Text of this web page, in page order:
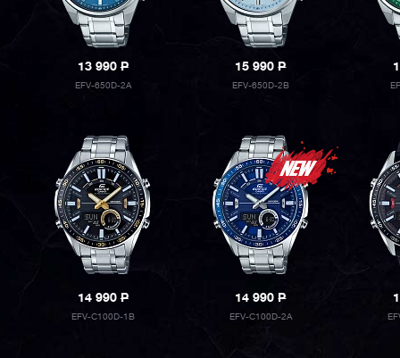
13 990P
EFV-650D-2A
15 990P
EFV-650D-2B
14 990P
EFV-C100D-1B
14 990P
EFV-C100D-2A